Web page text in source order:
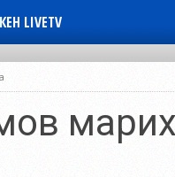
LIVETV